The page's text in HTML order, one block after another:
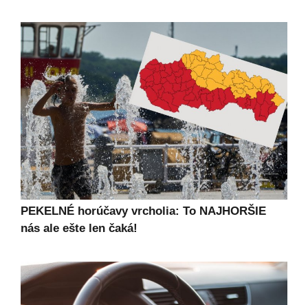
PEKELNÉ horúčavy vrcholia: To NAJHORŠIE
nás ale ešte len čaká!